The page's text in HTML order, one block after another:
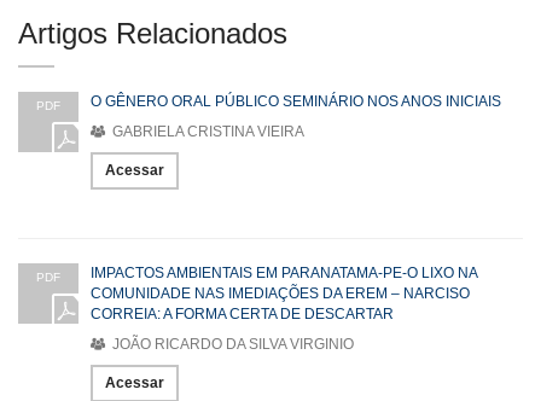
Artigos Relacionados
PDF
O GÊNERO ORAL PÚBLICO SEMINÁRIO NOS ANOS INICIAIS
GABRIELA CRISTINA VIEIRA
Acessar
PDF
IMPACTOS AMBIENTAIS EM PARANATAMA-PE-O LIXO NA
COMUNIDADE NAS IMEDIAÇÕES DA EREM – NARCISO
CORREIA: A FORMA CERTA DE DESCARTAR
JOÃO RICARDO DA SILVA VIRGINIO
Acessar